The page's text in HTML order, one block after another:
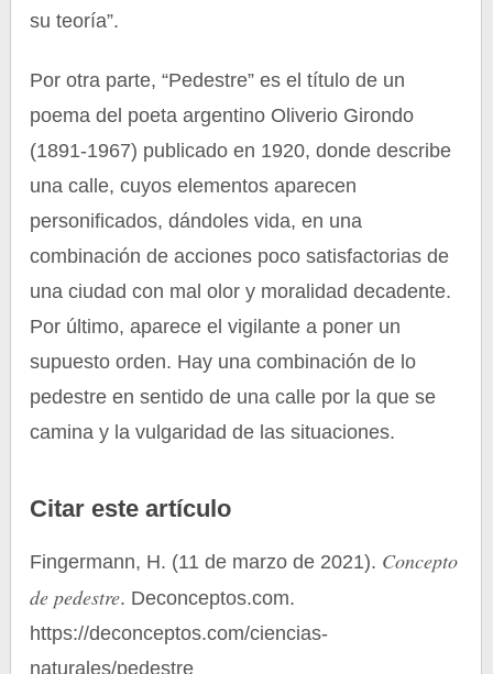
su teoría”.
Por otra parte, “Pedestre” es el título de un
poema del poeta argentino Oliverio Girondo
(1891-1967) publicado en 1920, donde describe
una calle, cuyos elementos aparecen
personificados, dándoles vida, en una
combinación de acciones poco satisfactorias de
una ciudad con mal olor y moralidad decadente.
Por último, aparece el vigilante a poner un
supuesto orden. Hay una combinación de lo
pedestre en sentido de una calle por la que se
camina y la vulgaridad de las situaciones.
Citar este artículo
Fingermann, H. (11 de marzo de 2021). Concepto
de pedestre. Deconceptos.com.
https://deconceptos.com/ciencias-
naturales/pedestre